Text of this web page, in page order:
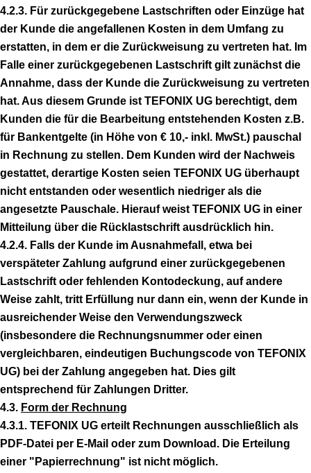
4.2.3. Für zurückgegebene Lastschriften oder Einzüge hat
der Kunde die angefallenen Kosten in dem Umfang zu
erstatten, in dem er die Zurückweisung zu vertreten hat. Im
Falle einer zurückgegebenen Lastschrift gilt zunächst die
Annahme, dass der Kunde die Zurückweisung zu vertreten
hat. Aus diesem Grunde ist TEFONIX UG berechtigt, dem
Kunden die für die Bearbeitung entstehenden Kosten z.B.
für Bankentgelte (in Höhe von € 10,- inkl. MwSt.) pauschal
in Rechnung zu stellen. Dem Kunden wird der Nachweis
gestattet, derartige Kosten seien TEFONIX UG überhaupt
nicht entstanden oder wesentlich niedriger als die
angesetzte Pauschale. Hierauf weist TEFONIX UG in einer
Mitteilung über die Rücklastschrift ausdrücklich hin.
4.2.4. Falls der Kunde im Ausnahmefall, etwa bei
verspäteter Zahlung aufgrund einer zurückgegebenen
Lastschrift oder fehlenden Kontodeckung, auf andere
Weise zahlt, tritt Erfüllung nur dann ein, wenn der Kunde in
ausreichender Weise den Verwendungszweck
(insbesondere die Rechnungsnummer oder einen
vergleichbaren, eindeutigen Buchungscode von TEFONIX
UG) bei der Zahlung angegeben hat. Dies gilt
entsprechend für Zahlungen Dritter.
4.3. Form der Rechnung
4.3.1. TEFONIX UG erteilt Rechnungen ausschließlich als
PDF-Datei per E-Mail oder zum Download. Die Erteilung
einer "Papierrechnung" ist nicht möglich.